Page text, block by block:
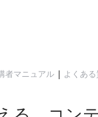
者マニュアル | よくあ